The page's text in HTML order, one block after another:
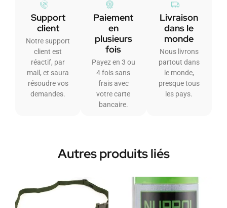
Support
client
Notre support
client est
réactif, par
mail, et saura
résoudre vos
demandes.
Paiement
en
plusieurs
fois
Payez en 3 ou
4 fois sans
frais avec
votre carte
bancaire.
Livraison
dans le
monde
Nous livrons
partout dans
le monde,
presque tous
les pays.
Autres produits liés